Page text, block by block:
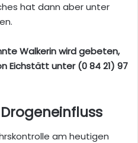
hat dann aber unter
Walkerin wird gebeten,
Eichstätt unter (0 84 21) 97
am heutigen